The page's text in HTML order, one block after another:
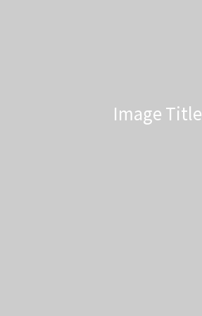
Image Title